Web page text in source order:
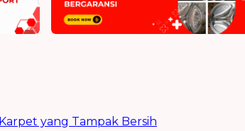
yang Tampak Bersih